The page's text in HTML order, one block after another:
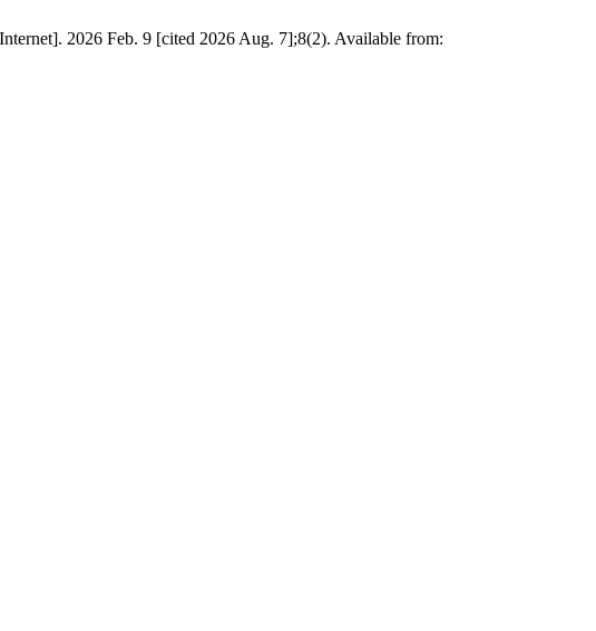
2026 Feb. 9 [cited 2026 Aug. 7];8(2). Available from: